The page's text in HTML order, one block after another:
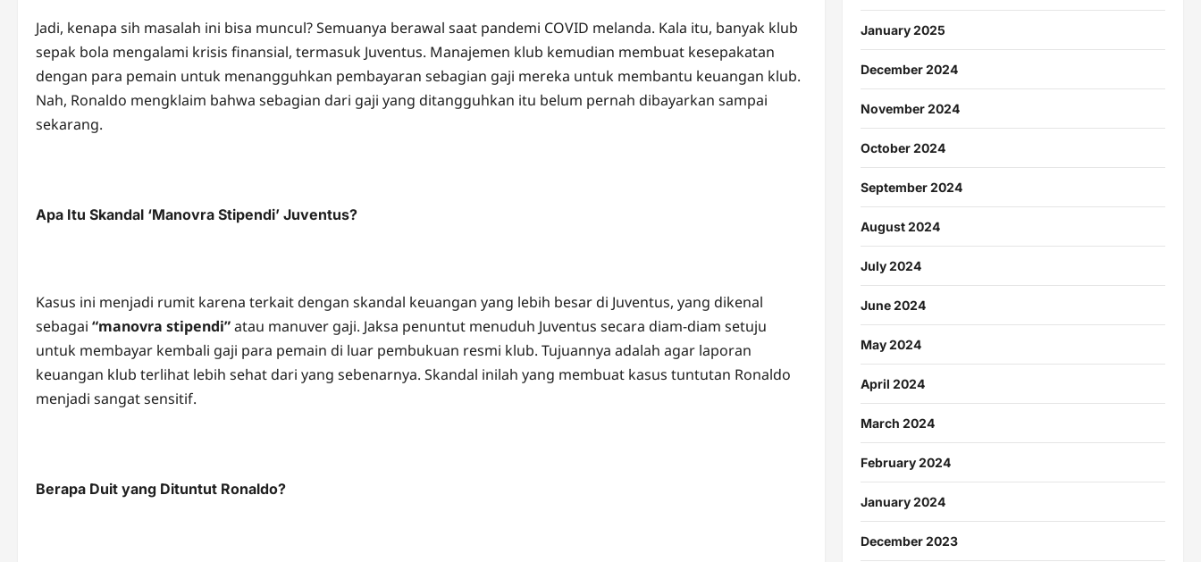
Jadi, kenapa sih masalah ini bisa muncul? Semuanya berawal saat pandemi COVID melanda. Kala itu, banyak klub
sepak bola mengalami krisis finansial, termasuk Juventus. Manajemen klub kemudian membuat kesepakatan
dengan para pemain untuk menangguhkan pembayaran sebagian gaji mereka untuk membantu keuangan klub.
Nah, Ronaldo mengklaim bahwa sebagian dari gaji yang ditangguhkan itu belum pernah dibayarkan sampai
sekarang.
Apa Itu Skandal ‘Manovra Stipendi’ Juventus?
Kasus ini menjadi rumit karena terkait dengan skandal keuangan yang lebih besar di Juventus, yang dikenal
sebagai “manovra stipendi”atau manuver gaji. Jaksa penuntut menuduh Juventus secara diam-diam setuju
untuk membayar kembali gaji para pemain di luar pembukuan resmi klub. Tujuannya adalah agar laporan
keuangan klub terlihat lebih sehat dari yang sebenarnya. Skandal inilah yang membuat kasus tuntutan Ronaldo
menjadi sangat sensitif.
Berapa Duit yang Dituntut Ronaldo?
January 2025
December 2024
November 2024
October 2024
September 2024
August 2024
July 2024
June 2024
May 2024
April 2024
March 2024
February 2024
January 2024
December 2023